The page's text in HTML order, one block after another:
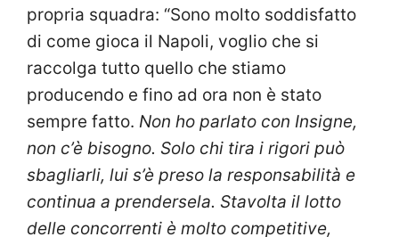
propria squadra: “Sono molto soddisfatto
di come gioca il Napoli, voglio che si
raccolga tutto quello che stiamo
producendo e fino ad ora non è stato
sempre fatto. Non ho parlato con Insigne,
non c’è bisogno. Solo chi tira i rigori può
sbagliarli, lui s’è preso la responsabilità e
continua a prendersela. Stavolta il lotto
delle concorrenti è molto competitive,